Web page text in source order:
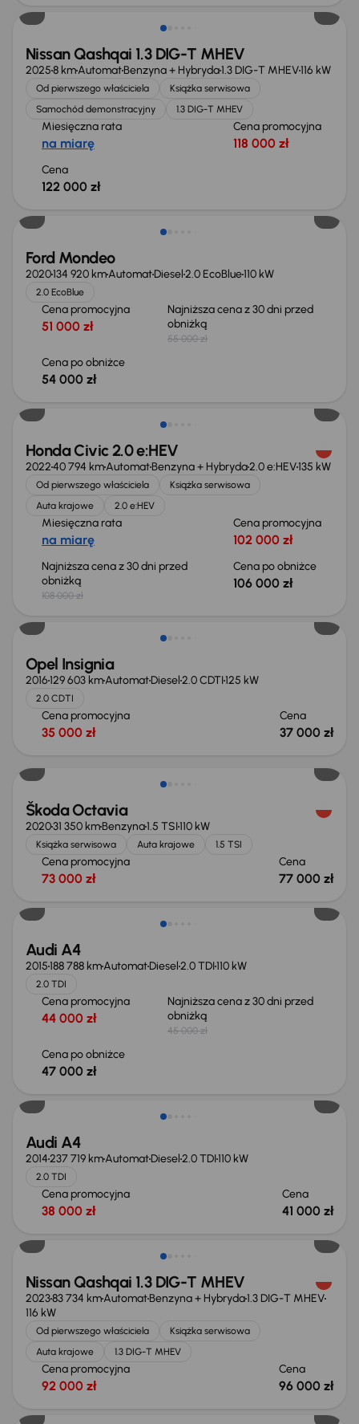
Nissan Qashqai 1.3 DIG-T MHEV
20258 kmAutomatBenzyna + Hybryda1.3 DIG-T MHEV116 kW
Od pierwszego właściciela
Książka serwisowa
Samochód demonstracyjny
1.3 DIG-T MHEV
Miesięczna rata
na miarę
Cena promocyjna
118 000 zł
Cena
122 000 zł
Ford Mondeo
2020134 920 kmAutomatDiesel2.0 EcoBlue110 kW
2.0 EcoBlue
Cena promocyjna
51 000 zł
Najniższa cena z 30 dni przed
obniżką
55 000 zł
Cena po obniżce
54 000 zł
Taniej o 2 000 zł
Honda Civic 2.0 e:HEV
202240 794 kmAutomatBenzyna + Hybryda2.0 e:HEV135 kW
Od pierwszego właściciela
Książka serwisowa
Auta krajowe
2.0 e:HEV
Miesięczna rata
na miarę
Cena promocyjna
102 000 zł
Najniższa cena z 30 dni przed
obniżką
108 000 zł
Cena po obniżce
106 000 zł
Opel Insignia
2016129 603 kmAutomatDiesel2.0 CDTI125 kW
2.0 CDTI
Cena promocyjna
35 000 zł
Cena
37 000 zł
Škoda Octavia
202031 350 kmBenzyna1.5 TSI110 kW
Książka serwisowa Auta krajowe 1.5 TSI
Cena promocyjna
73 000 zł
Cena
77 000 zł
Audi A4
2015188 788 kmAutomatDiesel2.0 TDI110 kW
2.0 TDI
Cena promocyjna
44 000 zł
Najniższa cena z 30 dni przed
obniżką
45 000 zł
Cena po obniżce
47 000 zł
Audi A4
2014237 719 kmAutomatDiesel2.0 TDI110 kW
2.0 TDI
Cena promocyjna
38 000 zł
Cena
41 000 zł
Możliwość odliczenia VAT
Nissan Qashqai 1.3 DIG-T MHEV
202383 734 kmAutomatBenzyna + Hybryda1.3 DIG-T MHEV
116 kW
Od pierwszego właściciela
Książka serwisowa
Auta krajowe
1.3 DIG-T MHEV
Cena promocyjna
92 000 zł
Cena
96 000 zł
Taniej o 1 000 zł